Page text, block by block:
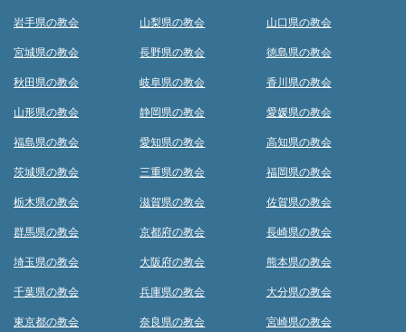
岩手県の教会
宮城県の教会
秋田県の教会
山形県の教会
福島県の教会
茨城県の教会
栃木県の教会
群馬県の教会
埼玉県の教会
千葉県の教会
東京都の教会
山梨県の教会
長野県の教会
岐阜県の教会
静岡県の教会
愛知県の教会
三重県の教会
滋賀県の教会
京都府の教会
大阪府の教会
兵庫県の教会
奈良県の教会
山口県の教会
徳島県の教会
香川県の教会
愛媛県の教会
高知県の教会
福岡県の教会
佐賀県の教会
長崎県の教会
熊本県の教会
大分県の教会
宮崎県の教会